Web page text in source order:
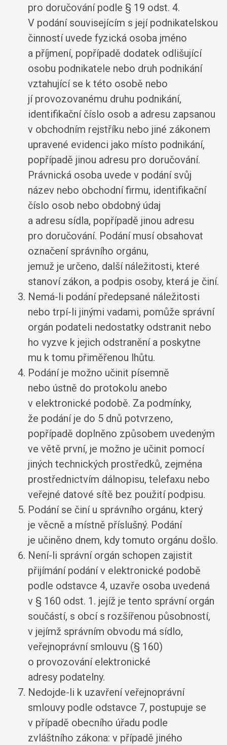
pro doručování podle § 19 odst. 4.
V podání souvisejícím s její podnikatelskou
činností uvede fyzická osoba jméno
a příjmení, popřípadě dodatek odlišující
osobu podnikatele nebo druh podnikání
vztahující se k této osobě nebo
jí provozovanému druhu podnikání,
identifikační číslo osob a adresu zapsanou
v obchodním rejstříku nebo jiné zákonem
upravené evidenci jako místo podnikání,
popřípadě jinou adresu pro doručování.
Právnická osoba uvede v podání svůj
název nebo obchodní firmu, identifikační
číslo osob nebo obdobný údaj
a adresu sídla, popřípadě jinou adresu
pro doručování. Podání musí obsahovat
označení správního orgánu,
jemuž je určeno, další náležitosti, které
stanoví zákon, a podpis osoby, která je činí.
Nemá-li podání předepsané náležitosti
nebo trpí-li jinými vadami, pomůže správní
orgán podateli nedostatky odstranit nebo
ho vyzve k jejich odstranění a poskytne
mu k tomu přiměřenou lhůtu.
Podání je možno učinit písemně
nebo ústně do protokolu anebo
v elektronické podobě. Za podmínky,
že podání je do 5 dnů potvrzeno,
popřípadě doplněno způsobem uvedeným
ve větě první, je možno je učinit pomocí
jiných technických prostředků, zejména
prostřednictvím dálnopisu, telefaxu nebo
veřejné datové sítě bez použití podpisu.
Podání se činí u správního orgánu, který
je věcně a místně příslušný. Podání
je učiněno dnem, kdy tomuto orgánu došlo.
Není-li správní orgán schopen zajistit
přijímání podání v elektronické podobě
podle odstavce 4, uzavře osoba uvedená
v § 160 odst. 1. jejíž je tento správní orgán
součástí, s obcí s rozšířenou působností,
v jejímž správním obvodu má sídlo,
veřejnoprávní smlouvu (§ 160)
o provozování elektronické
adresy podatelny.
Nedojde-li k uzavření veřejnoprávní
smlouvy podle odstavce 7, postupuje se
v případě obecního úřadu podle
zvláštního zákona: v případě jiného